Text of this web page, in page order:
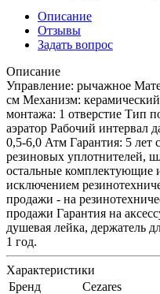
Описание
Отзывы
Задать вопрос
Описание
Управление: рычажное
см Механизм:
монтажа: 1 отверстие Тип
аэратор Рабочий интервал
0,5-6,0 Атм Гарантия: 5 лет
резиновых уплотнителей,
остальные комплектующие
исключением
продажи - на
продажи Гарантия на
душевая лейка, держатель
1 год.
Характеристики
Бренд
Cezares